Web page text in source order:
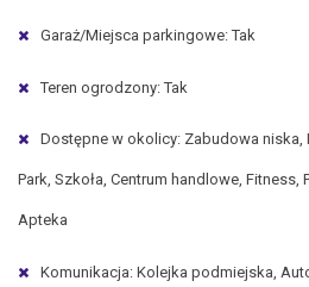
Garaż/Miejsca parkingowe: Tak
Teren ogrodzony: Tak
Dostępne w okolicy: Zabudowa niska,
Park, Szkoła, Centrum handlowe, Fitness,
Apteka
Komunikacja: Kolejka podmiejska,